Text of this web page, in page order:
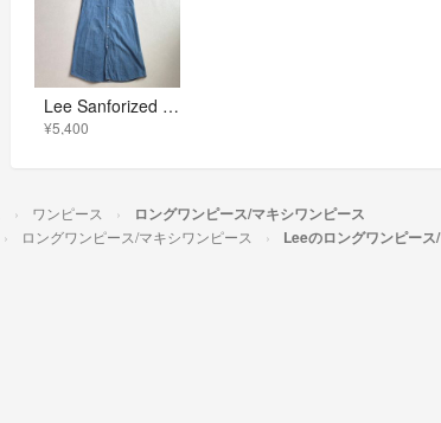
Lee Sanforized Shrunk デニムロングシャツワンピース M
¥5,400
ワンピース ロングワンピース/マキシワンピース
ロングワンピース/マキシワンピース Leeのロングワンピー